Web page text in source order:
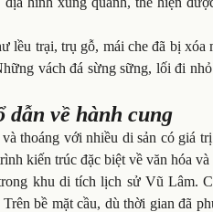
lều trại, trụ gỗ, mái che đã bị
vách đá sừng sững, lối đi
dẫn về hành cung
thoáng với nhiều di sản có giá
kiến trúc đặc biệt về văn hóa và
khu di tích lịch sử Vũ Lâm.
bề mặt cầu, dù thời gian đã